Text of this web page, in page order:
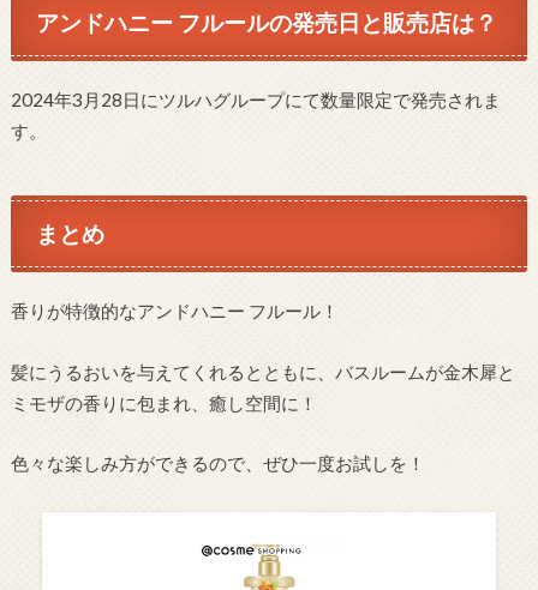
アンドハニー フルールの発売日と販売店は？
2024年3月28日にツルハグループにて数量限定で発売されま
す。
まとめ
香りが特徴的なアンドハニー フルール！
髪にうるおいを与えてくれるとともに、バスルームが金木犀と
ミモザの香りに包まれ、癒し空間に！
色々な楽しみ方ができるので、ぜひ一度お試しを！